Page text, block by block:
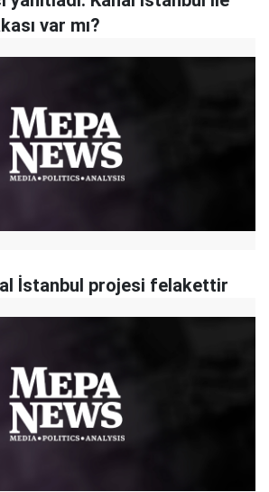
var mı?
İstanbul projesi felakettir